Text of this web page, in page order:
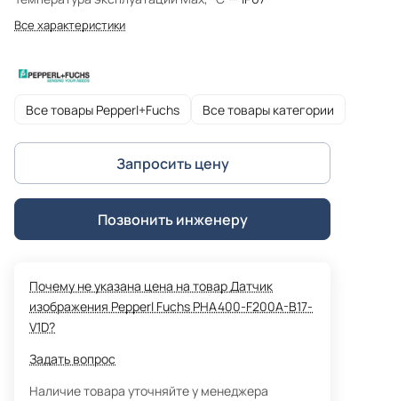
Все характеристики
Все товары Pepperl+Fuchs Все товары категории
Запросить цену
Позвонить инженеру
Почему не указана цена на товар Датчик
изображения Pepperl Fuchs PHA400-F200A-B17-
V1D?
Задать вопрос
Наличие товара уточняйте у менеджера